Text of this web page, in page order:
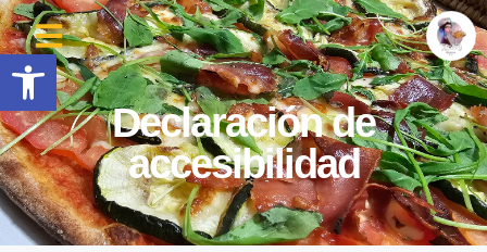
Abrir barra de herramientas
Declaración de
accesibilidad